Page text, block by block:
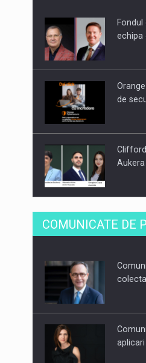
echipa
de
Aukera
SAPTE
DE
Hard
COMUNICATE DE